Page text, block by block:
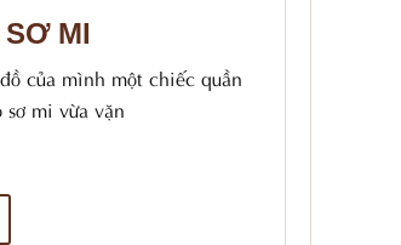
MI
của mình một chiếc quần
mi vừa vặn